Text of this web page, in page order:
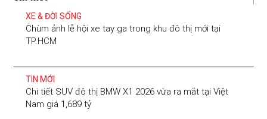
XE & ĐỜI SỐNG
Chùm ảnh lễ hội xe tay ga trong khu đô thị mới tại
TP.HCM
TIN MỚI
Chi tiết SUV đô thị BMW X1 2026 vừa ra mắt tại Việt
Nam giá 1,689 tỷ